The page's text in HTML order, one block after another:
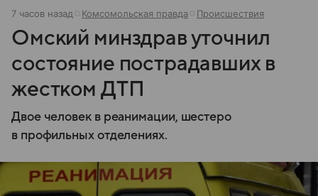
7 часов назад Комсомольская правда Происшествия
Омский минздрав уточнил
состояние пострадавших в
жестком ДТП
Двое человек в реанимации, шестеро
в профильных отделениях.